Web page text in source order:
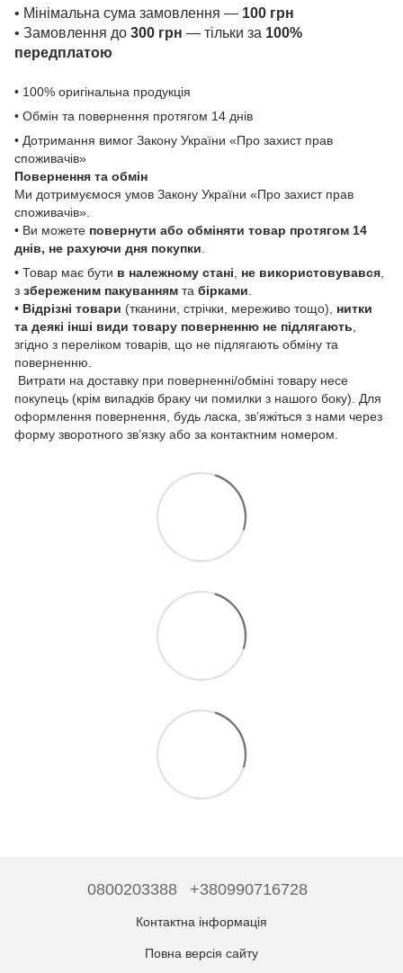
• Мінімальна сума замовлення — 100 грн
• Замовлення до 300 грн — тільки за 100%
передплатою
• 100% оригінальна продукція
• Обмін та повернення протягом 14 днів
• Дотримання вимог Закону України «Про захист прав
споживачів»
Повернення та обмін
Ми дотримуємося умов Закону України «Про захист прав
споживачів».
• Ви можете повернути або обміняти товар протягом 14
днів, не рахуючи дня покупки
• Товар має бути в належному стані не використовувався
з збереженим пакуванням та бірками
• Відрізні товари (тканини, стрічки, мереживо тощо), нитки
та деякі інші види товару поверненню не підлягають
згідно з переліком товарів, що не підлягають обміну та
поверненню.
Витрати на доставку при поверненні/обміні товару несе
покупець (крім випадків браку чи помилки з нашого боку). Для
оформлення повернення, будь ласка, зв’яжіться з нами через
форму зворотного зв’язку або за контактним номером.
0800203388 +380990716728
Контактна інформація
Повна версія сайту